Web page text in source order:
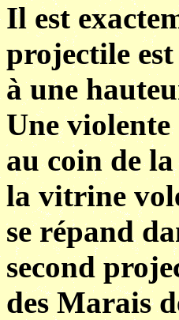
Il est
projectile
à une
Une
au coin de
la vitrine
se répand
second
des Marais